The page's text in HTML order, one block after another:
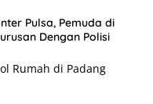
Pulsa, Pemuda di
Dengan Polisi